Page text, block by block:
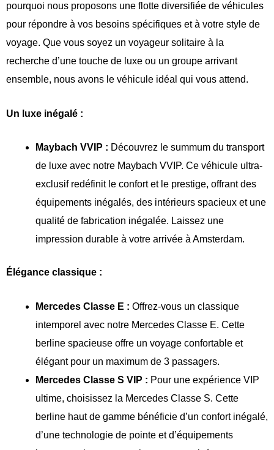
pourquoi nous proposons une flotte diversifiée de véhicules
pour répondre à vos besoins spécifiques et à votre style de
voyage. Que vous soyez un voyageur solitaire à la
recherche d’une touche de luxe ou un groupe arrivant
ensemble, nous avons le véhicule idéal qui vous attend.
Un luxe inégalé :
Maybach VVIP : Découvrez le summum du transport
de luxe avec notre Maybach VVIP. Ce véhicule ultra-
exclusif redéfinit le confort et le prestige, offrant des
équipements inégalés, des intérieurs spacieux et une
qualité de fabrication inégalée. Laissez une
impression durable à votre arrivée à Amsterdam.
Élégance classique :
Mercedes Classe E : Offrez-vous un classique
intemporel avec notre Mercedes Classe E. Cette
berline spacieuse offre un voyage confortable et
élégant pour un maximum de 3 passagers.
Mercedes Classe S VIP : Pour une expérience VIP
ultime, choisissez la Mercedes Classe S. Cette
berline haut de gamme bénéficie d’un confort inégalé,
d’une technologie de pointe et d’équipements